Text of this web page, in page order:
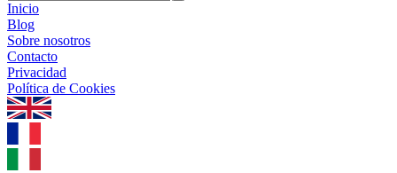
Inicio
Blog
Sobre nosotros
Contacto
Privacidad
Política de Cookies